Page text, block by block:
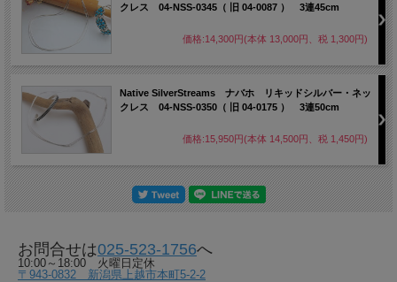
クレス 04-NSS-0345（ 旧 04-0087 ） 3連45cm
価格:14,300円(本体 13,000円、税 1,300円)
Native SilverStreams ナバホ リキッドシルバー・ネッ
クレス 04-NSS-0350（ 旧 04-0175 ） 3連50cm
価格:15,950円(本体 14,500円、税 1,450円)
お問合せは025-523-1756へ
10:00～18:00 火曜日定休
〒943-0832 新潟県上越市本町5-2-2